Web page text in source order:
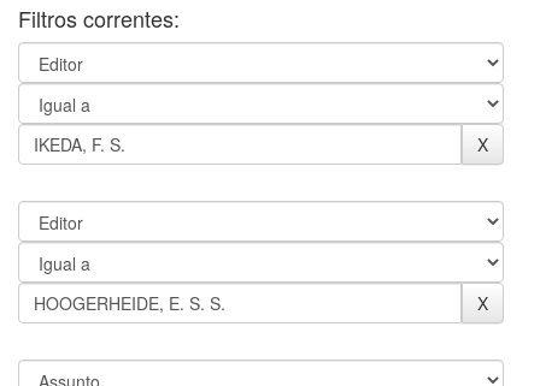
Filtros correntes: